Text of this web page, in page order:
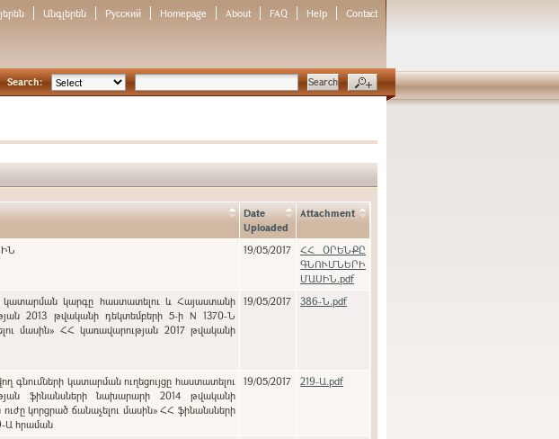
Անգլերեն Русский Homepage About FAQ Help Contact
Search:
Date
Uploaded
Attachment
19/05/2017
ՀՀ ՕՐԵՆՔԸ
ԳՆՈՒՄՆԵՐԻ
ՄԱՍԻՆ.pdf
կատարման կարգը հաստատելու և Հայաստանի
2013 թվականի դեկտեմբերի 5-ի N 1370-Ն
մասին» ՀՀ կառավարության 2017 թվականի
19/05/2017 386-Ն.pdf
գնումների կատարման ուղեցույցը հաստատելու
ֆինանսների նախարարի 2014 թվականի
կորցրած ճանաչելու մասին» ՀՀ ֆինանսների
Ա հրաման
19/05/2017 219-Ա.pdf